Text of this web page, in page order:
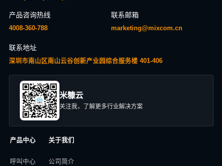
产品咨询热线
4008-360-788
联系邮箱
marketing@mixcom.cn
联系地址
深圳市南山区南山云谷创新产业园综合服务楼 401-406
米糠云
关注我，了解更多行业解决方案
产品中心
呼叫中心
关于我们
公司简介